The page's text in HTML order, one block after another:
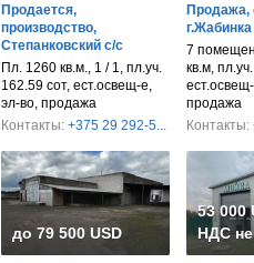
Продается,
производство,
Степанковский с/с
Пл. 1260 кв.м., 1 / 1, пл.уч.
162.59 сот, ест.освещ-е,
эл-во, продажа
Контакты: +375 29 292-5...
Продажа,
г.Жабинка
7
кв.м,
продажа
Контакты:
до 79 500 USD
53 000
НДС